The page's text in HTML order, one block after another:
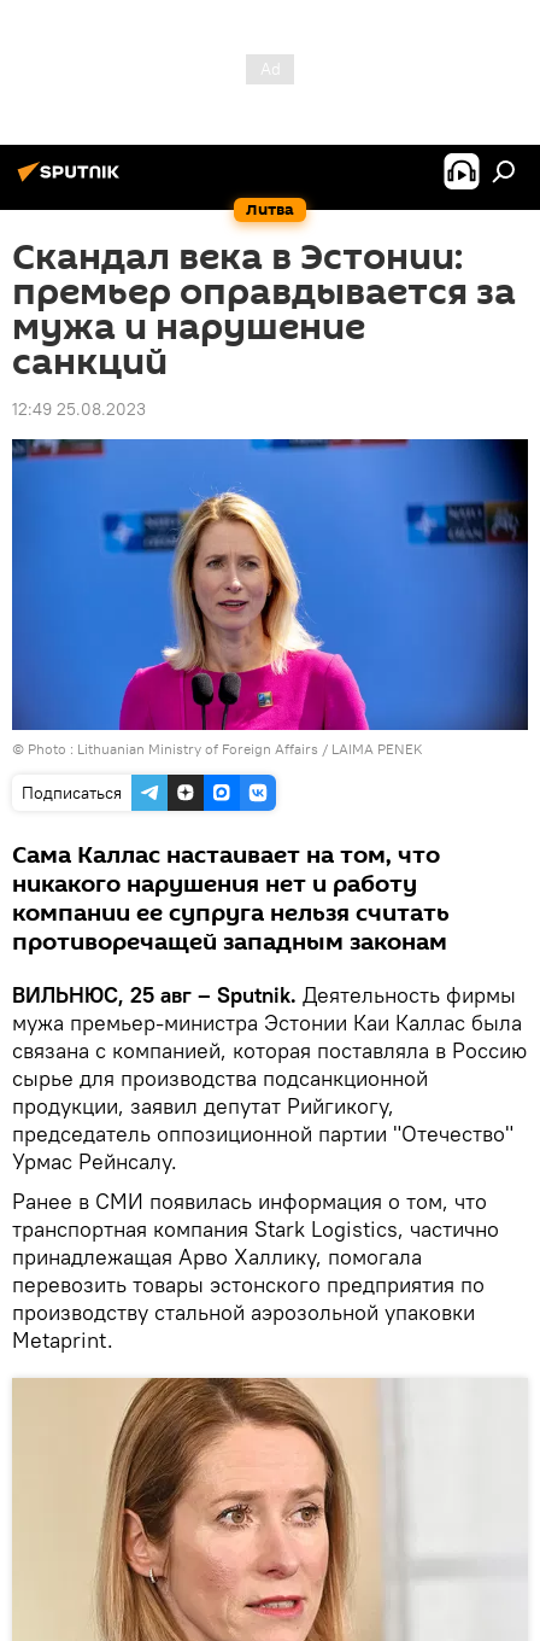
Литва
Скандал века в Эстонии:
премьер оправдывается за
мужа и нарушение
санкций
12:49 25.08.2023
© Photo : Lithuanian Ministry of Foreign Affairs / LAIMA PENEK
Подписаться
Сама Каллас настаивает на том, что
никакого нарушения нет и работу
компании ее супруга нельзя считать
противоречащей западным законам
ВИЛЬНЮС, 25 авг – Sputnik. Деятельность фирмы
мужа премьер-министра Эстонии Каи Каллас была
связана с компанией, которая поставляла в Россию
сырье для производства подсанкционной
продукции, заявил депутат Рийгикогу,
председатель оппозиционной партии "Отечество"
Урмас Рейнсалу.
Ранее в СМИ появилась информация о том, что
транспортная компания Stark Logistics, частично
принадлежащая Арво Халлику, помогала
перевозить товары эстонского предприятия по
производству стальной аэрозольной упаковки
Metaprint.